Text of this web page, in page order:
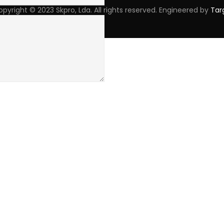
© 2023 Skpro, Lda. All rights reserved. Engineered by